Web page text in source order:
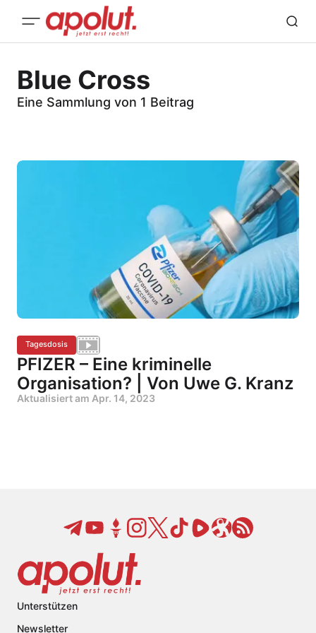
Blue Cross
Eine Sammlung von 1 Beitrag
Tagesdosis
PFIZER – Eine kriminelle
Organisation? | Von Uwe G. Kranz
Aktualisiert am Apr. 14, 2023
Unterstützen
Newsletter